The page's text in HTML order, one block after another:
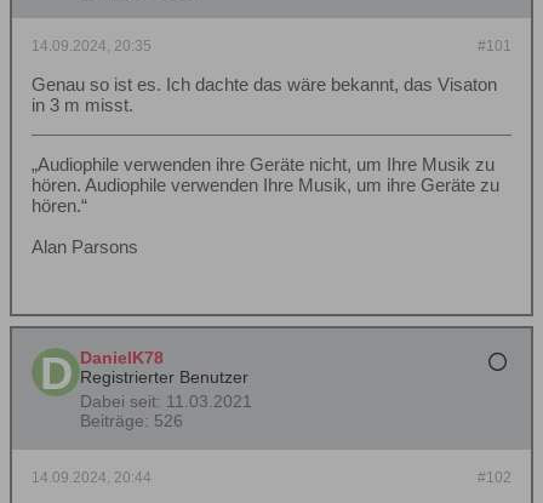
#101
14.09.2024, 20:35
Genau so ist es. Ich dachte das wäre bekannt, das Visaton
in 3 m misst.
„Audiophile verwenden ihre Geräte nicht, um Ihre Musik zu
hören. Audiophile verwenden Ihre Musik, um ihre Geräte zu
hören.“
Alan Parsons
DanielK78
Registrierter Benutzer
Dabei seit: 11.03.2021
Beiträge: 526
#102
14.09.2024, 20:44